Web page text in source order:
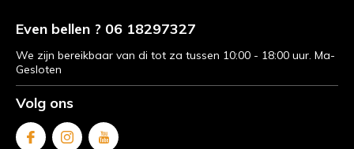
Even bellen ? 06 18297327
We zijn bereikbaar van di tot za tussen 10:00 - 18:00 uur. Ma-
Gesloten
Volg ons